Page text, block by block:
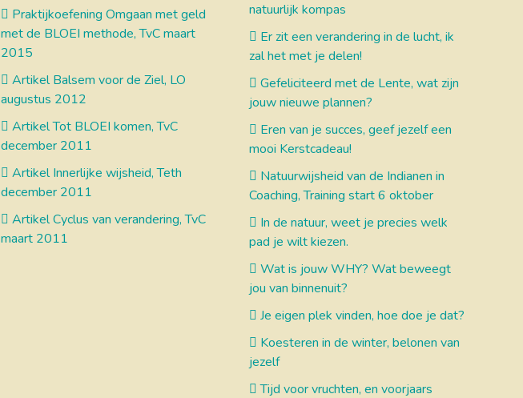
Praktijkoefening Omgaan met geld
met de BLOEI methode, TvC maart
2015
Artikel Balsem voor de Ziel, LO
augustus 2012
Artikel Tot BLOEI komen, TvC
december 2011
Artikel Innerlijke wijsheid, Teth
december 2011
Artikel Cyclus van verandering, TvC
maart 2011
natuurlijk kompas
Er zit een verandering in de lucht, ik
zal het met je delen!
Gefeliciteerd met de Lente, wat zijn
jouw nieuwe plannen?
Eren van je succes, geef jezelf een
mooi Kerstcadeau!
Natuurwijsheid van de Indianen in
Coaching, Training start 6 oktober
In de natuur, weet je precies welk
pad je wilt kiezen.
Wat is jouw WHY? Wat beweegt
jou van binnenuit?
Je eigen plek vinden, hoe doe je dat?
Koesteren in de winter, belonen van
jezelf
Tijd voor vruchten, en voorjaars